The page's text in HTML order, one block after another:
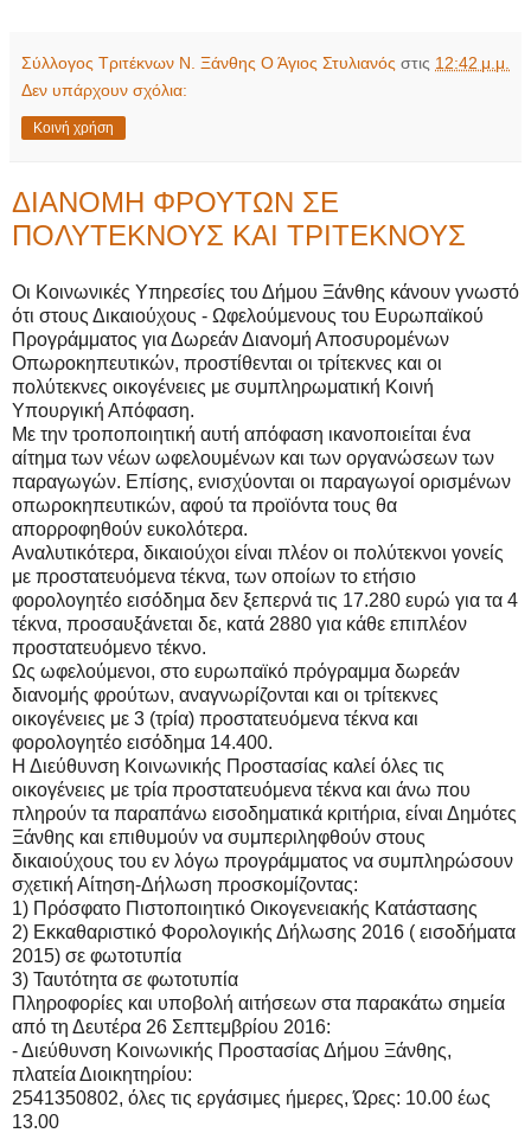
Σύλλογος Τριτέκνων Ν. Ξάνθης Ο Άγιος Στυλιανός στις 12:42 μ.μ.
Δεν υπάρχουν σχόλια:
Κοινή χρήση
ΔΙΑΝΟΜΗ ΦΡΟΥΤΩΝ ΣΕ
ΠΟΛΥΤΕΚΝΟΥΣ ΚΑΙ ΤΡΙΤΕΚΝΟΥΣ
Οι Κοινωνικές Υπηρεσίες του Δήμου Ξάνθης κάνουν γνωστό
ότι στους Δικαιούχους - Ωφελούμενους του Ευρωπαϊκού
Προγράμματος για Δωρεάν Διανομή Αποσυρομένων
Οπωροκηπευτικών, προστίθενται οι τρίτεκνες και οι
πολύτεκνες οικογένειες με συμπληρωματική Κοινή
Υπουργική Απόφαση.
Με την τροποποιητική αυτή απόφαση ικανοποιείται ένα
αίτημα των νέων ωφελουμένων και των οργανώσεων των
παραγωγών. Επίσης, ενισχύονται οι παραγωγοί ορισμένων
οπωροκηπευτικών, αφού τα προϊόντα τους θα
απορροφηθούν ευκολότερα.
Αναλυτικότερα, δικαιούχοι είναι πλέον οι πολύτεκνοι γονείς
με προστατευόμενα τέκνα, των οποίων το ετήσιο
φορολογητέο εισόδημα δεν ξεπερνά τις 17.280 ευρώ για τα 4
τέκνα, προσαυξάνεται δε, κατά 2880 για κάθε επιπλέον
προστατευόμενο τέκνο.
Ως ωφελούμενοι, στο ευρωπαϊκό πρόγραμμα δωρεάν
διανομής φρούτων, αναγνωρίζονται και οι τρίτεκνες
οικογένειες με 3 (τρία) προστατευόμενα τέκνα και
φορολογητέο εισόδημα 14.400.
Η Διεύθυνση Κοινωνικής Προστασίας καλεί όλες τις
οικογένειες με τρία προστατευόμενα τέκνα και άνω που
πληρούν τα παραπάνω εισοδηματικά κριτήρια, είναι Δημότες
Ξάνθης και επιθυμούν να συμπεριληφθούν στους
δικαιούχους του εν λόγω προγράμματος να συμπληρώσουν
σχετική Αίτηση-Δήλωση προσκομίζοντας:
1) Πρόσφατο Πιστοποιητικό Οικογενειακής Κατάστασης
2) Εκκαθαριστικό Φορολογικής Δήλωσης 2016 ( εισοδήματα
2015) σε φωτοτυπία
3) Ταυτότητα σε φωτοτυπία
Πληροφορίες και υποβολή αιτήσεων στα παρακάτω σημεία
από τη Δευτέρα 26 Σεπτεμβρίου 2016:
- Διεύθυνση Κοινωνικής Προστασίας Δήμου Ξάνθης,
πλατεία Διοικητηρίου:
2541350802, όλες τις εργάσιμες ήμερες, Ώρες: 10.00 έως
13.00